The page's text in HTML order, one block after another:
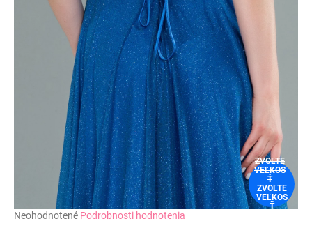
Priemerné
Neohodnotené Podrobnosti hodnotenia
ZVOĽTE
VEĽKOS
Ť
ZVOĽTE
VEĽKOS
Ť